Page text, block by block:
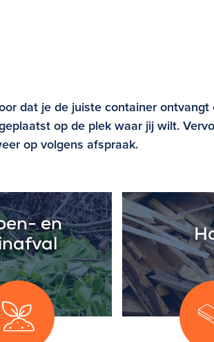
dat je de juiste container ontvangt
op de plek waar jij wilt.
op volgens afspraak.
en